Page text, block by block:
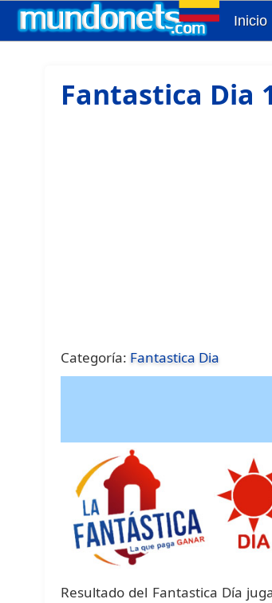
Inicio
Fantastica Dia
Categoría: Fantastica Dia
Resultado del Fantastica Día